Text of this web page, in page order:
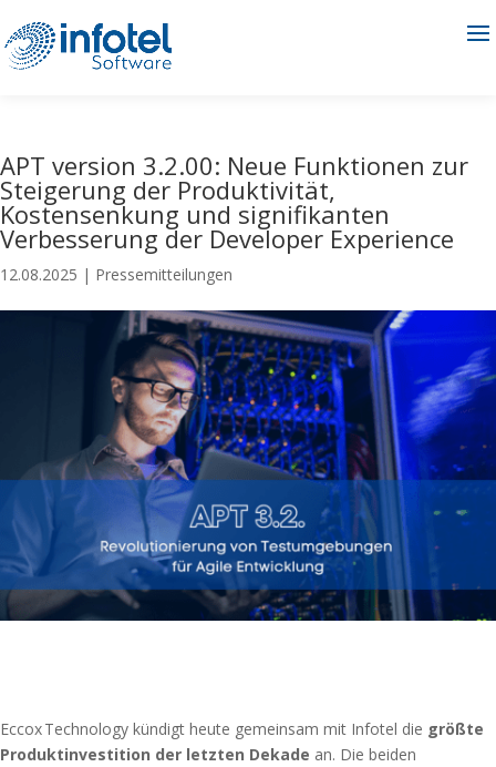
APT version 3.2.00: Neue Funktionen zur
Steigerung der Produktivität,
Kostensenkung und signifikanten
Verbesserung der Developer Experience
12.08.2025 | Pressemitteilungen
Eccox Technology kündigt heute gemeinsam mit Infotel die größte
Produktinvestition der letzten Dekade an. Die beiden